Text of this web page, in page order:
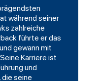
während seiner
zahlreiche
führte er das
gewann mit
Karriere ist
und
die seine